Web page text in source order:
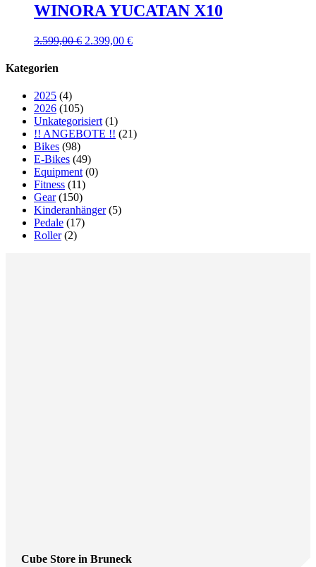
WINORA YUCATAN X10
3.599,00€ 2.399,00 €
Kategorien
2025 (4)
2026 (105)
Unkategorisiert (1)
!! ANGEBOTE !! (21)
Bikes (98)
E-Bikes (49)
Equipment (0)
Fitness (11)
Gear (150)
Kinderanhänger (5)
Pedale (17)
Roller (2)
Cube Store in Bruneck